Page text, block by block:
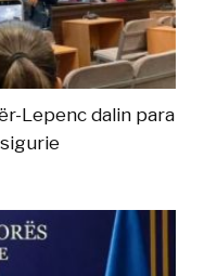
Lepenc dalin para